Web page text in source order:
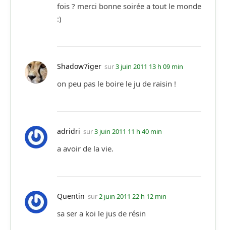
fois ? merci bonne soirée a tout le monde
:)
Shadow7iger sur3 juin 2011 13 h 09 min
on peu pas le boire le ju de raisin !
adridri sur3 juin 2011 11 h 40 min
a avoir de la vie.
Quentin sur2 juin 2011 22 h 12 min
sa ser a koi le jus de résin